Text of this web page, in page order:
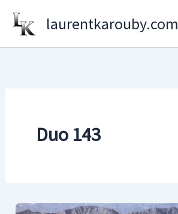
laurentkarouby.com
Duo 143